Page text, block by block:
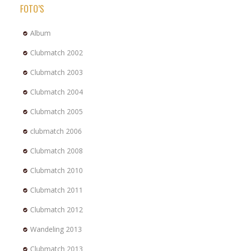
FOTO’S
Album
Clubmatch 2002
Clubmatch 2003
Clubmatch 2004
Clubmatch 2005
clubmatch 2006
Clubmatch 2008
Clubmatch 2010
Clubmatch 2011
Clubmatch 2012
Wandeling 2013
Clubmatch 2013